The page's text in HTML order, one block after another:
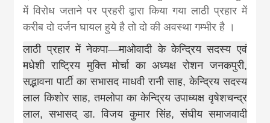
news,
khabar
में विरोध जताने पर प्रहरी द्वारा किया गया लाठी प्रहार में
करीब दो दर्जन घायल हुये है तो दो की अवस्था गम्भीर है ।
लाठी प्रहार में नेकपा—माओवादी के केन्द्रिय सदस्य एवं
मधेशी राष्ट्रिय मुक्ति मोर्चा का अध्यक्ष रोशन जनकपुरी,
सद्भावना पार्टी का सभासद माधवी रानी साह, केन्द्रिय सदस्य
लाल किशोर साह, तमलोपा का केन्द्रिय उपाध्यक्ष वृषेशचन्द्र
लाल, सभासद् डा. विजय कुमार सिंह, संघीय समाजवादी